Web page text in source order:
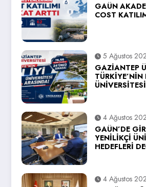
GAÜN
COST
5 Ağustos
GAZİANTEP
4 Ağustos
GAÜN’DE
YENİLİKÇİ
HEDEFLERİ
4 Ağustos